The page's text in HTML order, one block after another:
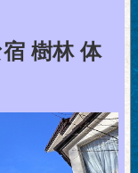
樹林 体